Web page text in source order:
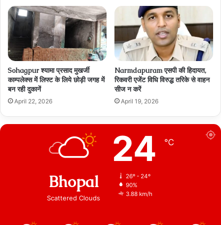
Sohagpur श्यामा प्रसाद मुखर्जी
काम्पलेक्स में लिफ्ट के लिये छोड़ी जगह में
बन रही दुकानें
April 22, 2026
Narmdapuram एसपी की हिदायत,
रिकवरी एजेंट विधि विरुद्ध तरिके से वाहन
सीज न करें
April 19, 2026
Bhopal
Scattered Clouds
24 ℃
26º - 24º
90%
3.88 km/h